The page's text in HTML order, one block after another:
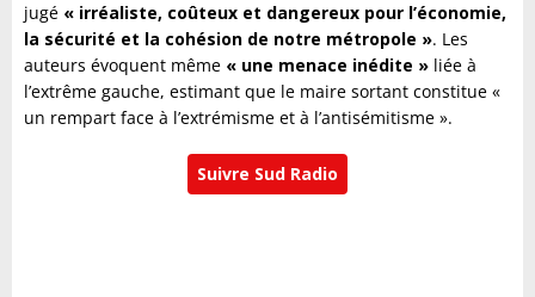
jugé « irréaliste, coûteux et dangereux pour l’économie,
la sécurité et la cohésion de notre métropole ». Les
auteurs évoquent même « une menace inédite » liée à
l’extrême gauche, estimant que le maire sortant constitue «
un rempart face à l’extrémisme et à l’antisémitisme ».
Suivre Sud Radio